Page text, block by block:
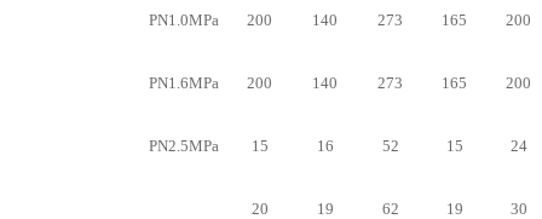
PN1.0MPa 200 140 273 165 200
PN1.6MPa 200 140 273 165 200
PN2.5MPa 15 16 52 15 24
20 19 62 19 30